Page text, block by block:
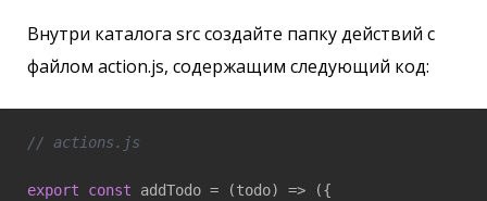
Внутри каталога src создайте папку действий с
файлом action.js, содержащим следующий код:
// actions.js
export const addTodo = (todo) => ({